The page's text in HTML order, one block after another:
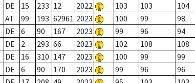
DE 15 233 12 2022 103 103 104
AT 99 193 62961 2023 100 99 98
DE 6 90 167 2023 99 96 94
DE 2 293 66 2023 102 108 108
DE 16 310 147 2023 100 99 99
DE 6 90 170 2023 99 96 96